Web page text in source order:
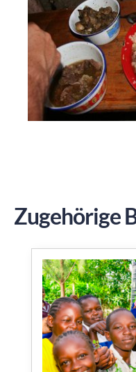
Zugehörige